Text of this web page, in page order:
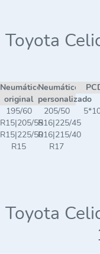
Toyota
Neumático
original
Neumático
personalizado
195/60
R15|205/55
R15|225/50
R15
205/50
R16|225/45
R16|215/40
R17
Toyota